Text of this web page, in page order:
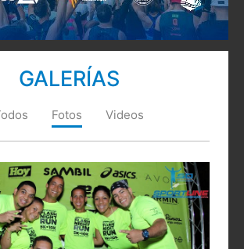
GALERÍAS
Fotos Videos